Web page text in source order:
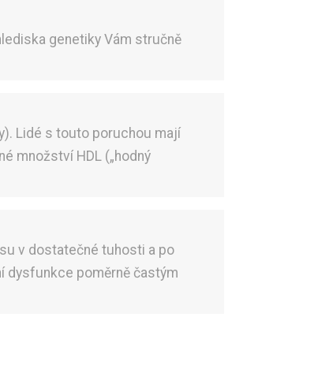
genetiky Vám stručně
Lidé s touto poruchou mají
množství HDL („hodný
v dostatečné tuhosti a po
dysfunkce poměrně častým